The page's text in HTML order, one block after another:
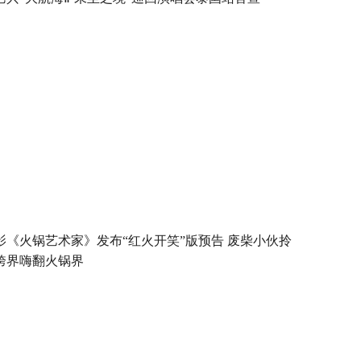
《火锅艺术家》发布“红火开笑”版预告 废柴小伙拎
界嗨翻火锅界